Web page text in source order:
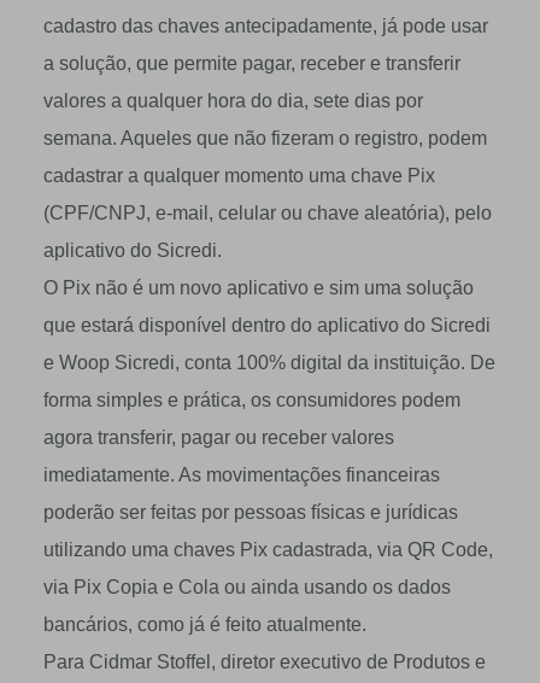
cadastro das chaves antecipadamente, já pode usar
a solução, que permite pagar, receber e transferir
valores a qualquer hora do dia, sete dias por
semana. Aqueles que não fizeram o registro, podem
cadastrar a qualquer momento uma chave Pix
(CPF/CNPJ, e-mail, celular ou chave aleatória), pelo
aplicativo do Sicredi.
O Pix não é um novo aplicativo e sim uma solução
que estará disponível dentro do aplicativo do Sicredi
e Woop Sicredi, conta 100% digital da instituição. De
forma simples e prática, os consumidores podem
agora transferir, pagar ou receber valores
imediatamente. As movimentações financeiras
poderão ser feitas por pessoas físicas e jurídicas
utilizando uma chaves Pix cadastrada, via QR Code,
via Pix Copia e Cola ou ainda usando os dados
bancários, como já é feito atualmente.
Para Cidmar Stoffel, diretor executivo de Produtos e